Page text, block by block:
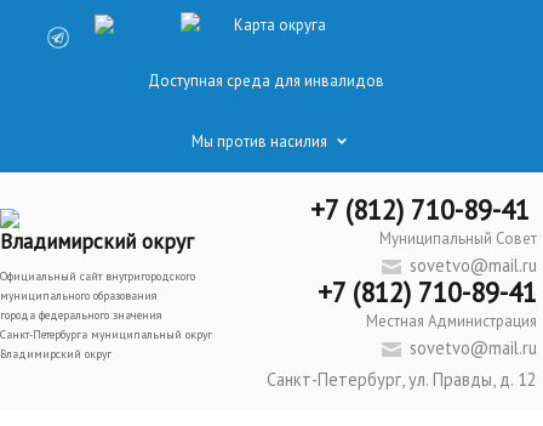
Карта округа
Доступная среда для инвалидов
Мы против насилия
Владимирский округ
Официальный сайт внутригородского
муниципального образования
города федерального значения
Санкт-Петербурга муниципальный округ
Владимирский округ
+7 (812) 710-89-41
Муниципальный Совет
sovetvo@mail.ru
+7 (812) 710-89-41
Местная Администрация
sovetvo@mail.ru
Санкт-Петербург, ул. Правды, д. 12